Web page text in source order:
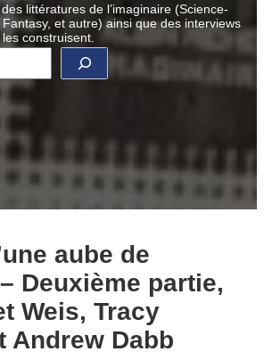
littératures de l’imaginaire (Science-
et autre) ainsi que des interviews
construisent.
aube de
Deuxième partie,
Weis, Tracy
Andrew Dabb